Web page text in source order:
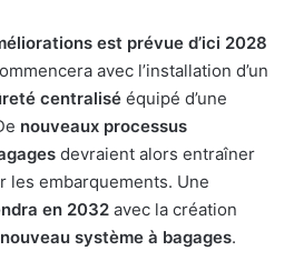
est prévue d’ici 2028
avec l’installation d’un
centralisé équipé d’une
nouveaux processus
devraient alors entraîner
les embarquements. Une
en 2032 avec la création
système à bagages.